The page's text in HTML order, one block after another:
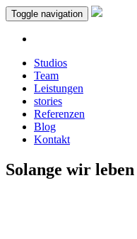
Toggle navigation
Studios
Team
Leistungen
stories
Referenzen
Blog
Kontakt
Solange wir leben